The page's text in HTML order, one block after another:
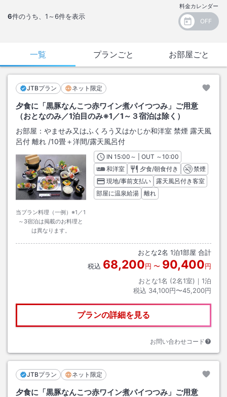
6件のうち、 1～6件を表示
料金カレンダー
一覧 プランごと お部屋ごと
JTBプラン ネット限定
夕食に「黒豚なんこつ赤ワイン煮パイつつみ」ご用意
（おとなのみ／1泊目のみ※1／1～３宿泊は除く）
お部屋： やませみ又はふくろう又はかじか和洋室 禁煙 露天風
呂付 離れ /10畳＋洋間/露天風呂付
当プラン料理（一例）※1／1
～3宿泊は掲載のお料理と
は異なります。
INチェックイン
15:00 ～ | OUT チェックアウト
～10:00
和洋室
夕食/朝食付き
禁煙
現地/事前支払い
露天風呂付き客室
部屋に温泉給湯
離れ
おとな2名 1泊1部屋 合計
税込 68,200円 〜 90,400円
おとな1名 (2名1室)｜ 1泊
税込 34,100円〜45,200円
プランの詳細を見る
お問い合わせコード
JTBプラン ネット限定
夕食に「黒豚なんこつ赤ワイン煮パイつつみ」ご用意